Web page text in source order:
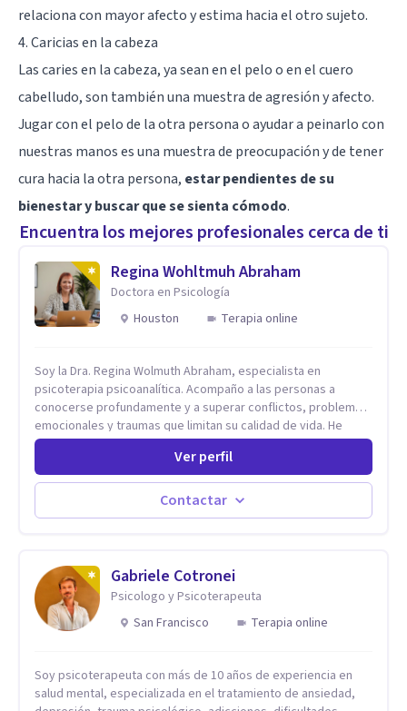
relaciona con mayor afecto y estima hacia el otro sujeto.
4. Caricias en la cabeza
Las caries en la cabeza, ya sean en el pelo o en el cuero
cabelludo, son también una muestra de agresión y afecto.
Jugar con el pelo de la otra persona o ayudar a peinarlo con
nuestras manos es una muestra de preocupación y de tener
cura hacia la otra persona, estar pendientes de su
bienestar y buscar que se sienta cómodo.
Encuentra los mejores profesionales cerca de ti
Regina Wohltmuh Abraham
Doctora en Psicología
Houston
Terapia online
Soy la Dra. Regina Wolmuth Abraham, especialista en
psicoterapia psicoanalítica. Acompaño a las personas a
conocerse profundamente y a superar conflictos, problemas
emocionales y traumas que limitan su calidad de vida. He
trabajado en reconocidas instituciones como el Hospital
Psiquiátrico San Rafael, Instituto Psiquiátrico MENDAO, San
Bernardino, Hospital Psiquiátrico Infantil y el Centro de
Integración Juvenil. Además, tuve el privilegio de colaborar
en comunidades como Olivar del Conde y Xochimilco, lo que
Ver perfil
Contactar
Gabriele Cotronei
Psicologo y Psicoterapeuta
San Francisco
Terapia online
Soy psicoterapeuta con más de 10 años de experiencia en
salud mental, especializada en el tratamiento de ansiedad,